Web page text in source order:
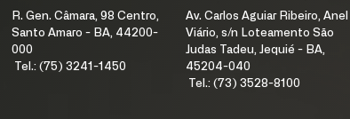
R. Gen. Câmara, 98 Centro,
Santo Amaro - BA, 44200-
000
Tel.: (75) 3241-1450
Av. Carlos Aguiar Ribeiro, Anel
Viário, s/n Loteamento São
Judas Tadeu, Jequié - BA,
45204-040
Tel.: (73) 3528-8100